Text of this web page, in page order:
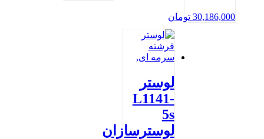
30,186,000 تومان
لوستر
L1141-
5s
لوسترسازان